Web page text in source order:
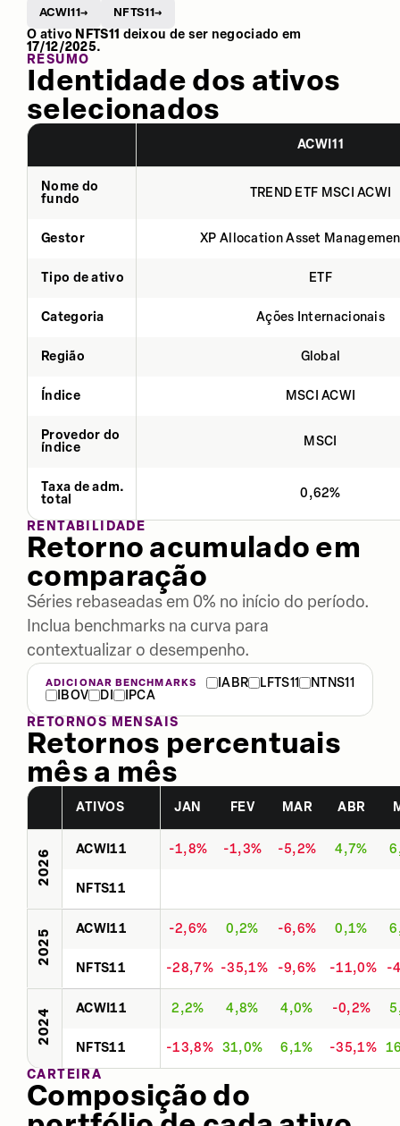
ACWI11→ NFTS11→
O ativo NFTS11 deixou de ser negociado em
17/12/2025.
RESUMO
Identidade dos ativos
selecionados
ACWI11
Nome do
fundo
TREND ETF MSCI ACWI
Gestor XP Allocation Asset
Tipo de ativo ETF
Categoria Ações Internacionais
Região Global
Índice MSCI ACWI
Provedor do
índice
MSCI
Taxa de adm.
total
0,62%
RENTABILIDADE
Retorno acumulado em
comparação
Séries rebaseadas em 0% no início do período.
Inclua benchmarks na curva para
contextualizar o desempenho.
ADICIONAR BENCHMARKS IABR LFTS11
NTNS11
IBOV
DI
IPCA
RETORNOS MENSAIS
Retornos percentuais
mês a mês
ATIVOS JAN FEV MAR ABR
2026 ACWI11 -1,8% -1,3% -5,2% 4,7%
NFTS11
2025 ACWI11 -2,6% 0,2% -6,6% 0,1%
NFTS11 -28,7% -35,1% -9,6% -11,0% -
2024 ACWI11 2,2% 4,8% 4,0% -0,2%
NFTS11 -13,8% 31,0% 6,1% -35,1%
CARTEIRA
Composição do